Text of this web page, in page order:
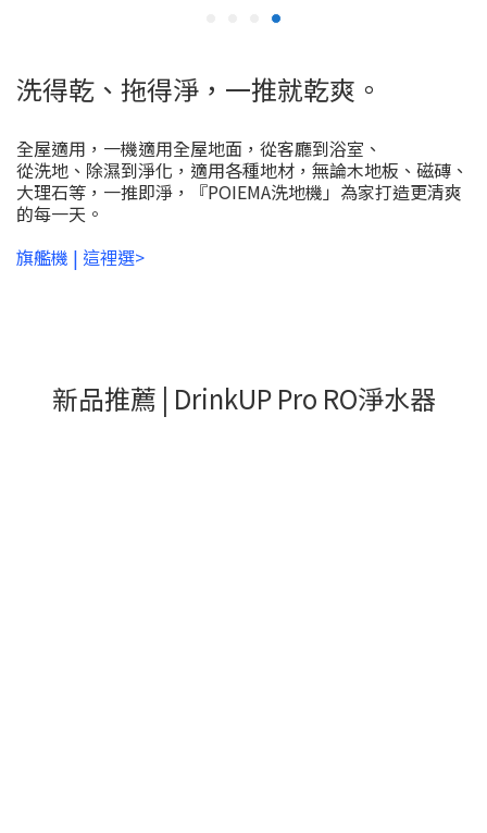
洗得乾、拖得淨，一推就乾爽。
全屋適用，一機適用全屋地面，從客廳到浴室、
從洗地、除濕到淨化，適用各種地材，無論木地板、磁磚、
大理石等，一推即淨，『POIEMA洗地機」為家打造更清爽
的每一天。
旗艦機 | 這裡選>
新品推薦 | DrinkUP Pro RO淨水器